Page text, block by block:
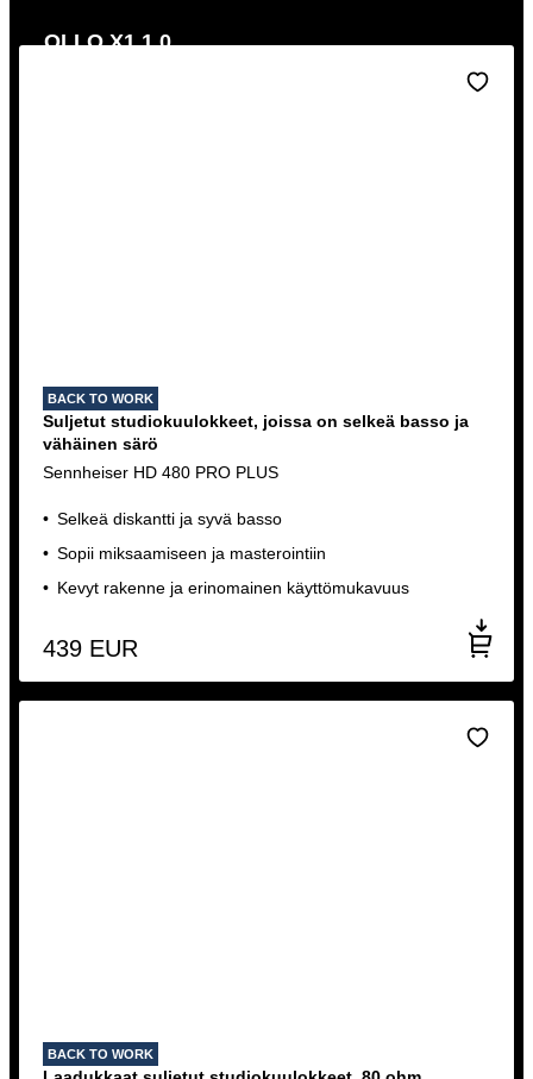
OLLO X1 1.0
BACK TO WORK
Suljetut studiokuulokkeet, joissa on selkeä basso ja
vähäinen särö
Sennheiser HD 480 PRO PLUS
Selkeä diskantti ja syvä basso
Sopii miksaamiseen ja masterointiin
Kevyt rakenne ja erinomainen käyttömukavuus
439 EUR
BACK TO WORK